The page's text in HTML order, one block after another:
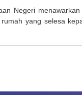
Negeri
yang selesa